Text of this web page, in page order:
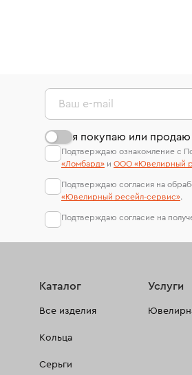
Ваш e-mail
я покупаю или
Подтверждаю ознакомление с
«Ломбард» и ООО «Ювелирный
Подтверждаю согласия на
«Ювелирный ресейл-сервиc».
Подтверждаю согласие на
Каталог
Все изделия
Кольца
Серьги
Услуги